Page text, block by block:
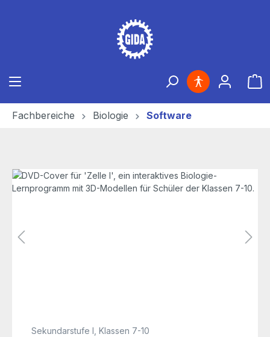
Fachbereiche Biologie Software
Bildergalerie überspringen
Sekundarstufe I, Klassen 7-10